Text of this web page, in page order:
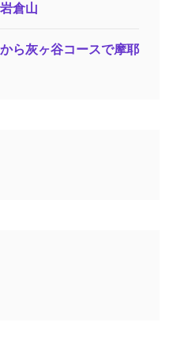
倉山
ら灰ヶ谷コースで摩耶